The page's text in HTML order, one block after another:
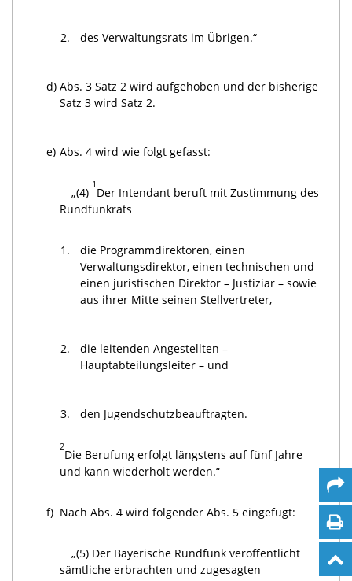
2. des Verwaltungsrats im Übrigen.“
d) Abs. 3 Satz 2 wird aufgehoben und der bisherige
Satz 3 wird Satz 2.
e) Abs. 4 wird wie folgt gefasst:
„(4)
1
Der Intendant beruft mit Zustimmung des
Rundfunkrats
1.
die Programmdirektoren, einen
Verwaltungsdirektor, einen technischen und
einen juristischen Direktor – Justiziar – sowie
aus ihrer Mitte seinen Stellvertreter,
2.
die leitenden Angestellten –
Hauptabteilungsleiter – und
3. den Jugendschutzbeauftragten.
2
Die Berufung erfolgt längstens auf fünf Jahre
und kann wiederholt werden.“
f) Nach Abs. 4 wird folgender Abs. 5 eingefügt:
„(5) Der Bayerische Rundfunk veröffentlicht
sämtliche erbrachten und zugesagten